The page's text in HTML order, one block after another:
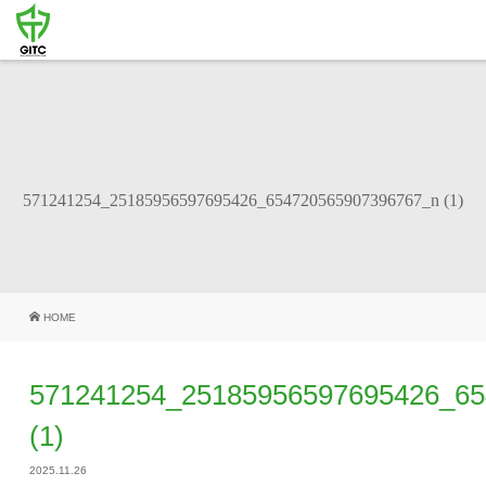
571241254_25185956597695426_654720565907396767_n (1)
HOME
(1)
2025.11.26